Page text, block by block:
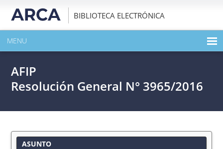
BIBLIOTECA ELECTRÓNICA
MENU
EXPANDIR TODO EL CONTENIDO DE LA PUBLICACIÓN
AFIP
Resolución General N° 3965/2016
ASUNTO